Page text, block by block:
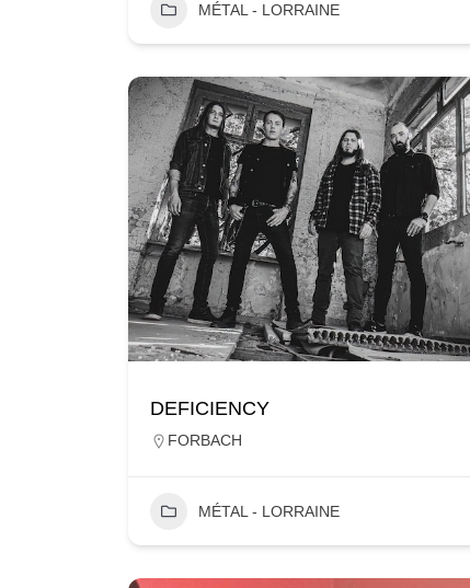
MÉTAL - LORRAINE
DEFICIENCY
FORBACH
MÉTAL - LORRAINE